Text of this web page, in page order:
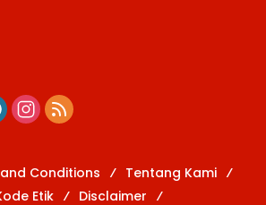
Conditions
Tentang Kami
Etik Disclaimer